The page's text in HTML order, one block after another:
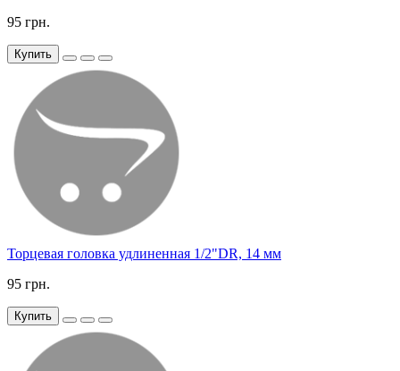
95 грн.
Купить
Торцевая головка удлиненная 1/2"DR, 14 мм
95 грн.
Купить